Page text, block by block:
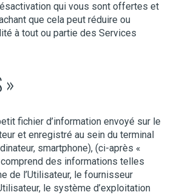
qui vous sont offertes et
que cela peut réduire ou
à tout ou partie des Services
»
fichier d’information envoyé sur le
et enregistré au sein du terminal
smartphone), (ci-après «
des informations telles
de l’Utilisateur, le fournisseur
le système d’exploitation